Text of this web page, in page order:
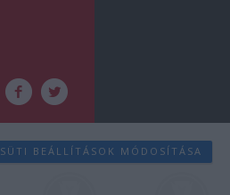
SÜTI BEÁLLÍTÁSOK MÓDOSÍTÁSA